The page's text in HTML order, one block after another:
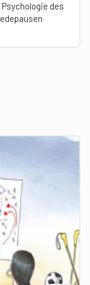
des